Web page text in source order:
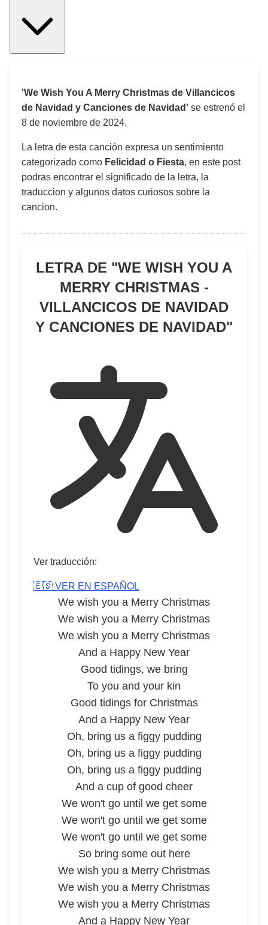
'We Wish You A Merry Christmas de Villancicos
de Navidad y Canciones de Navidad' se estrenó el
8 de noviembre de 2024.
La letra de esta canción expresa un sentimiento
categorizado como Felicidad o Fiesta, en este post
podras encontrar el significado de la letra, la
traduccion y algunos datos curiosos sobre la
cancion.
LETRA DE "WE WISH YOU A
MERRY CHRISTMAS -
VILLANCICOS DE NAVIDAD
Y CANCIONES DE NAVIDAD"
Ver traducción:
🇪🇸 VER EN ESPAÑOL
We wish you a Merry Christmas
We wish you a Merry Christmas
We wish you a Merry Christmas
And a Happy New Year
Good tidings, we bring
To you and your kin
Good tidings for Christmas
And a Happy New Year
Oh, bring us a figgy pudding
Oh, bring us a figgy pudding
Oh, bring us a figgy pudding
And a cup of good cheer
We won't go until we get some
We won't go until we get some
We won't go until we get some
So bring some out here
We wish you a Merry Christmas
We wish you a Merry Christmas
We wish you a Merry Christmas
And a Happy New Year